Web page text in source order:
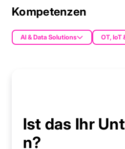
Kompetenzen
AI & Data Solutions OT, IoT
Ist das Ihr
n?